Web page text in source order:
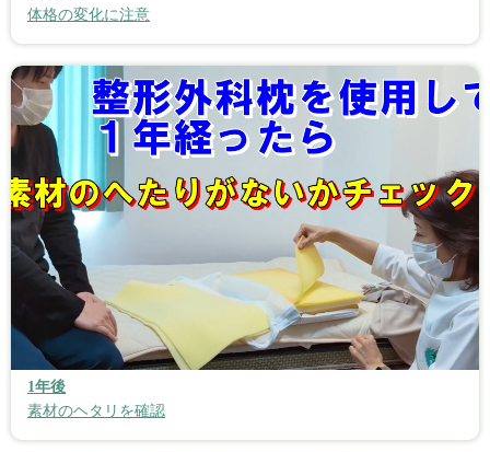
体格の変化に注意
1年後
素材のヘタリを確認